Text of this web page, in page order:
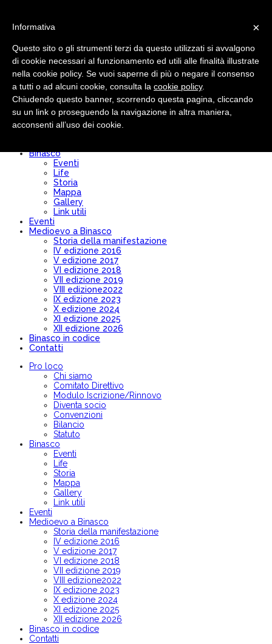
Pro loco
Chi siamo
Comitato Direttivo
Modulo Iscrizione/Rinnovo
Diventa socio
Convenzioni
Binasco
Eventi
Life
Storia
Mappa
Gallery
Link utili
Eventi
Medioevo a Binasco
Storia della manifestazione
IV edizione 2016
V edizione 2017
VI edizione 2018
VII edizione 2019
VIII edizione2022
IX edizione 2023
X edizione 2024
XI edizione 2025
XII edizione 2026
Binasco in codice
Contatti
Pro loco
Chi siamo
Comitato Direttivo
Modulo Iscrizione/Rinnovo
Diventa socio
Convenzioni
Bilancio
Statuto
Binasco
Eventi
Life
Storia
Mappa
Gallery
Link utili
Eventi
Medioevo a Binasco
Storia della manifestazione
IV edizione 2016
V edizione 2017
VI edizione 2018
VII edizione 2019
VIII edizione2022
IX edizione 2023
X edizione 2024
XI edizione 2025
XII edizione 2026
Binasco in codice
Contatti
×
Informativa
Questo sito o gli strumenti terzi da questo utilizzati si avvalgono
di cookie necessari al funzionamento ed utili alle finalità illustrate
nella cookie policy. Se vuoi saperne di più o negare il consenso
a tutti o ad alcuni cookie, consulta la cookie policy.
Chiudendo questo banner, scorrendo questa pagina, cliccando
su un link o proseguendo la navigazione in altra maniera,
acconsenti all’uso dei cookie.